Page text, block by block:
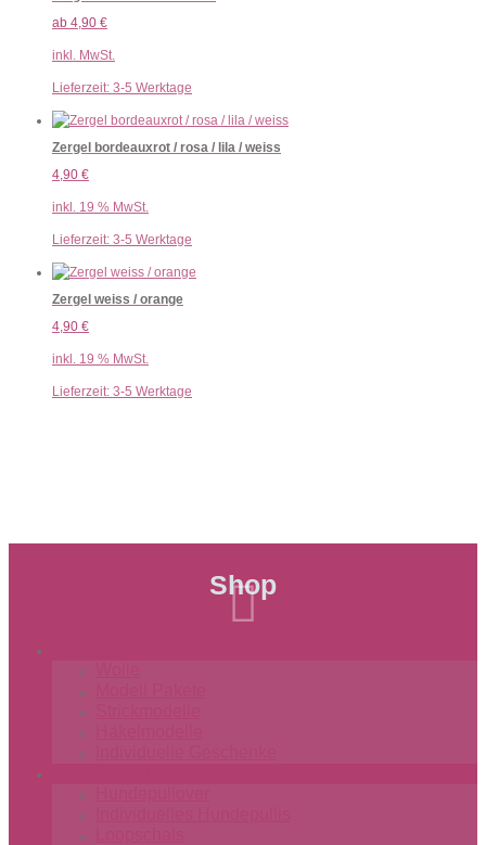
ab 4,90 €
inkl. MwSt.
Lieferzeit: 3-5 Werktage
Zergel bordeauxrot / rosa / lila / weiss
4,90 €
inkl. 19 % MwSt.
Lieferzeit: 3-5 Werktage
Zergel weiss / orange
4,90 €
inkl. 19 % MwSt.
Lieferzeit: 3-5 Werktage
Shop
